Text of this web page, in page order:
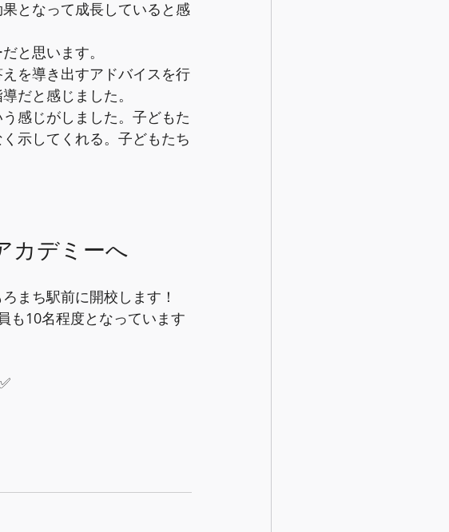
となって成長していると感
と思います。
を導き出すアドバイスを行
だと感じました。
感じがしました。子どもた
示してくれる。子どもたち
カデミーへ
まち駅前に開校します！
も10名程度となっています